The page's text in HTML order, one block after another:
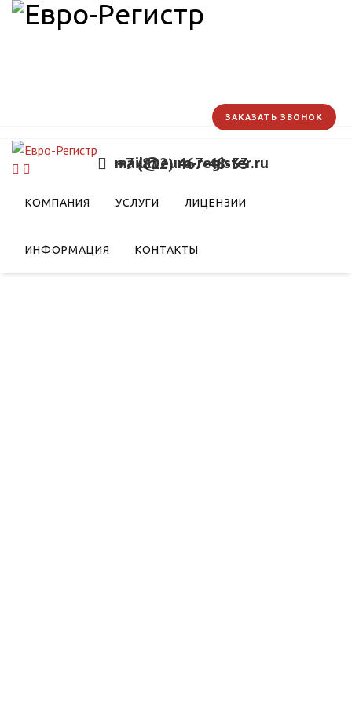
+7 (812) 467-48-33
mail@euro-register.ru
ЗАКАЗАТЬ ЗВОНОК
КОМПАНИЯ УСЛУГИ ЛИЦЕНЗИИ
ИНФОРМАЦИЯ КОНТАКТЫ